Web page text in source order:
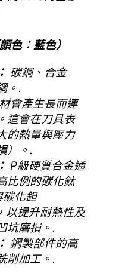
色：藍色）
碳鋼、合金
。.
會產生長而連
這會在刀具表
的熱量與壓力
）。.
P級硬質合金通
比例的碳化鈦
碳化鉭
以提升耐熱性及
坑磨損。.
鋼製部件的高
削加工。.